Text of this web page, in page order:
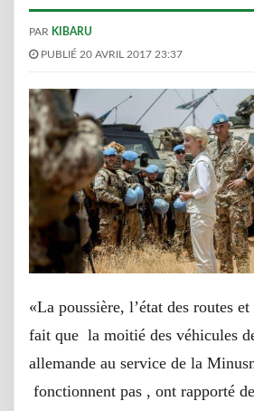
PAR KIBARU
PUBLIÉ 20 AVRIL 2017 23:37
«La poussière, l’état des routes
fait que la moitié des véhicules
allemande au service de la
fonctionnent pas , ont rapporté